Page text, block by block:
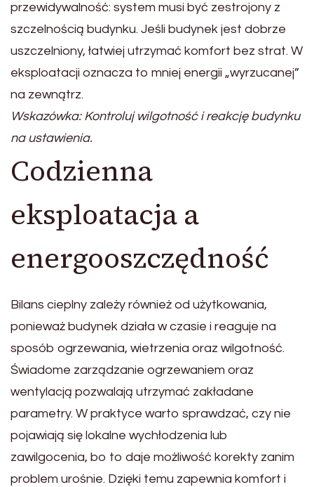
przewidywalność: system musi być zestrojony z
szczelnością budynku. Jeśli budynek jest dobrze
uszczelniony, łatwiej utrzymać komfort bez strat. W
eksploatacji oznacza to mniej energii „wyrzucanej”
na zewnątrz.
Wskazówka: Kontroluj wilgotność i reakcję budynku
na ustawienia.
Codzienna
eksploatacja a
energooszczędność
Bilans cieplny zależy również od użytkowania,
ponieważ budynek działa w czasie i reaguje na
sposób ogrzewania, wietrzenia oraz wilgotność.
Świadome zarządzanie ogrzewaniem oraz
wentylacją pozwalają utrzymać zakładane
parametry. W praktyce warto sprawdzać, czy nie
pojawiają się lokalne wychłodzenia lub
zawilgocenia, bo to daje możliwość korekty zanim
problem urośnie. Dzięki temu zapewnia komfort i